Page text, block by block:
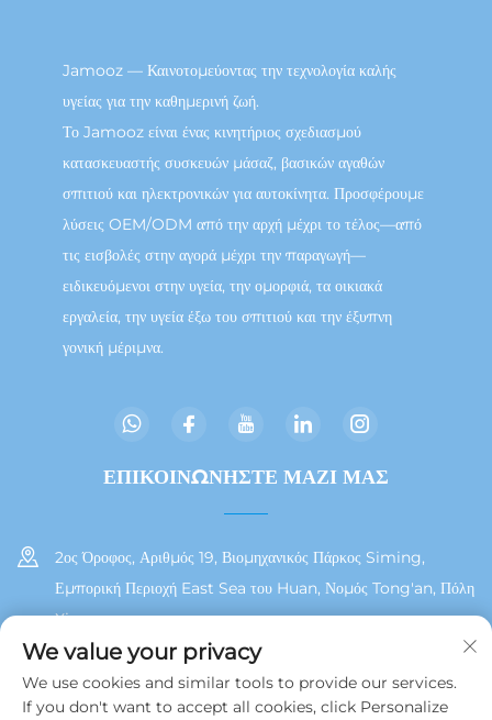
Jamooz — Καινοτομεύοντας την τεχνολογία καλής
υγείας για την καθημερινή ζωή.
Το Jamooz είναι ένας κινητήριος σχεδιασμού
κατασκευαστής συσκευών μάσαζ, βασικών αγαθών
σπιτιού και ηλεκτρονικών για αυτοκίνητα. Προσφέρουμε
λύσεις OEM/ODM από την αρχή μέχρι το τέλος—από
τις εισβολές στην αγορά μέχρι την παραγωγή—
ειδικευόμενοι στην υγεία, την ομορφιά, τα οικιακά
εργαλεία, την υγεία έξω του σπιτιού και την έξυπνη
γονική μέριμνα.
ΕΠΙΚΟΙΝΩΝΗΣΤΕ ΜΑΖΙ ΜΑΣ
2ος Όροφος, Αριθμός 19, Βιομηχανικός Πάρκος Siming,
Εμπορική Περιοχή East Sea του Huan, Νομός Tong'an, Πόλη
Xiamen
+86 13215929911
[email protected]
We value your privacy
We use cookies and similar tools to provide our services.
If you don't want to accept all cookies, click Personalize